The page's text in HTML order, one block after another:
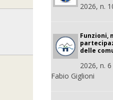
2026, n.
Funzioni,
delle
2026, n. 6
Fabio Giglioni